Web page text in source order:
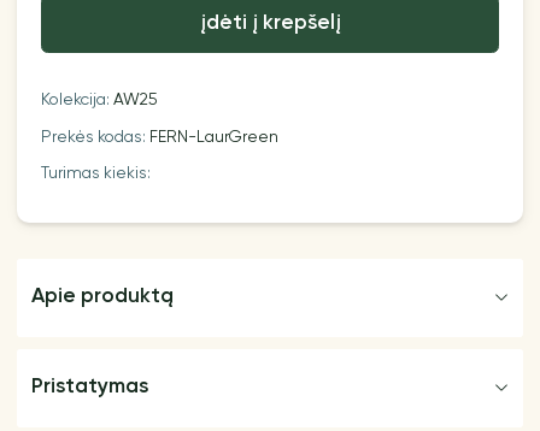
įdėti į krepšelį
Kolekcija:AW25
Prekės kodas: FERN-LaurGreen
Turimas kiekis:
Apie produktą
Pristatymas